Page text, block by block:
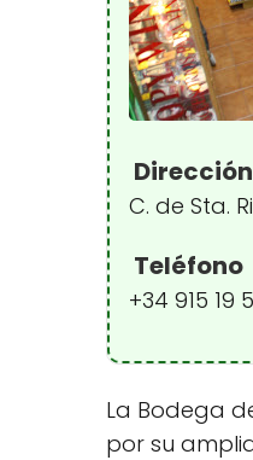
Dirección
C. de Sta.
Teléfono
+34 915 19
La Bodega
por su